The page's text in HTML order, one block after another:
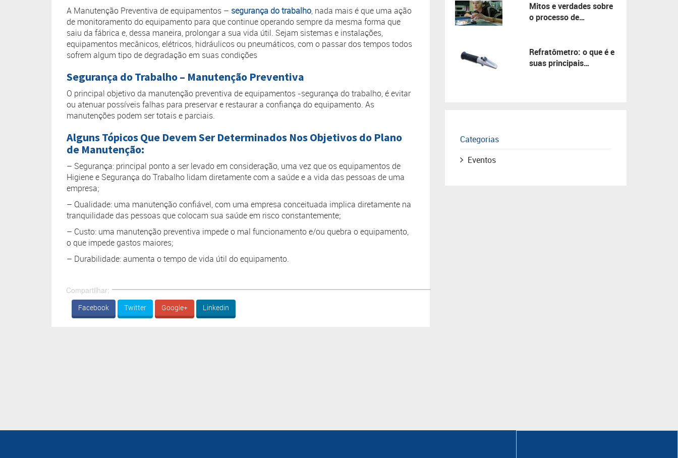
A Manutenção Preventiva de equipamentos – segurança do trabalho, nada mais é que uma ação
de monitoramento do equipamento para que continue operando sempre da mesma forma que
saiu da fábrica e, dessa maneira, prolongar a sua vida útil. Sejam sistemas e instalações,
equipamentos mecânicos, elétricos, hidráulicos ou pneumáticos, com o passar dos tempos todos
sofrem algum tipo de degradação em suas condições
Segurança do Trabalho – Manutenção Preventiva
O principal objetivo da manutenção preventiva de equipamentos -segurança do trabalho, é evitar
ou atenuar possíveis falhas para preservar e restaurar a confiança do equipamento. As
manutenções podem ser totais e parciais.
Alguns Tópicos Que Devem Ser Determinados Nos Objetivos do Plano
de Manutenção:
– Segurança: principal ponto a ser levado em consideração, uma vez que os equipamentos de
Higiene e Segurança do Trabalho lidam diretamente com a saúde e a vida das pessoas de uma
empresa;
– Qualidade: uma manutenção confiável, com uma empresa conceituada implica diretamente na
tranquilidade das pessoas que colocam sua saúde em risco constantemente;
– Custo: uma manutenção preventiva impede o mal funcionamento e/ou quebra o equipamento,
o que impede gastos maiores;
– Durabilidade: aumenta o tempo de vida útil do equipamento.
Compartilhar:
Facebook Twitter Google+ Linkedin
Mitos e verdades sobre
o processo de
Refratômetro: o que é e
suas principais
Categorias
Eventos